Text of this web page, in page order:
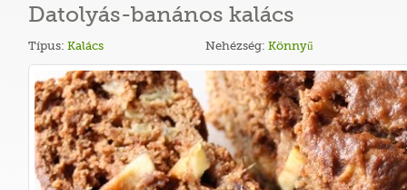
Datolyás-banános kalács
Típus: Kalács Nehézség: Könnyű